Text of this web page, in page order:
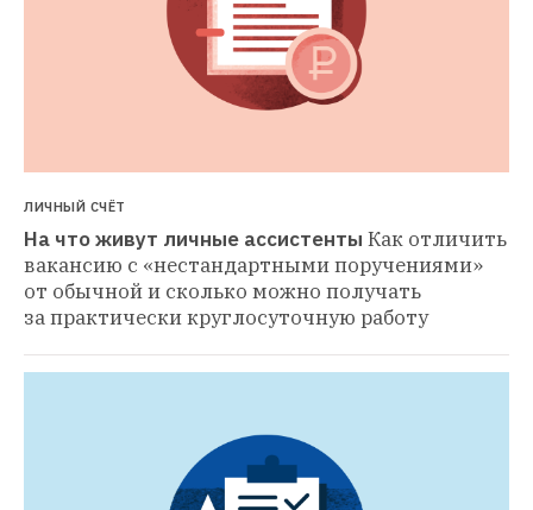
ЛИЧНЫЙ СЧЁТ
На что живут личные ассистенты Как отличить
вакансию с «нестандартными поручениями»
от обычной и сколько можно получать
за практически круглосуточную работу